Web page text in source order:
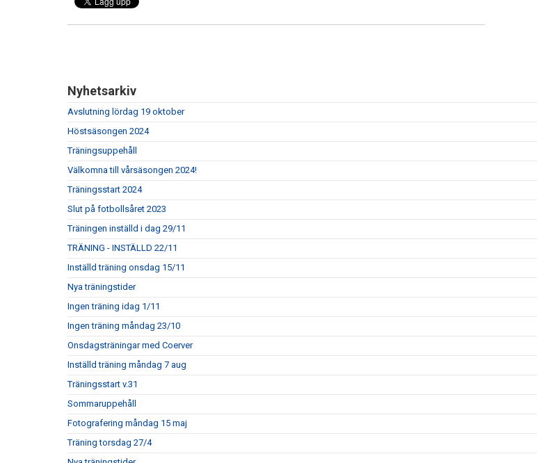
Nyhetsarkiv
Avslutning lördag 19 oktober
Höstsäsongen 2024
Träningsuppehåll
Välkomna till vårsäsongen 2024!
Träningsstart 2024
Slut på fotbollsåret 2023
Träningen inställd i dag 29/11
TRÄNING - INSTÄLLD 22/11
Inställd träning onsdag 15/11
Nya träningstider
Ingen träning idag 1/11
Ingen träning måndag 23/10
Onsdagsträningar med Coerver
Inställd träning måndag 7 aug
Träningsstart v.31
Sommaruppehåll
Fotografering måndag 15 maj
Träning torsdag 27/4